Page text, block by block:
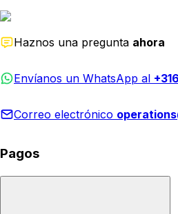
Haznos una pregunta ahora
Envíanos un WhatsApp al
Correo electrónico
Pagos